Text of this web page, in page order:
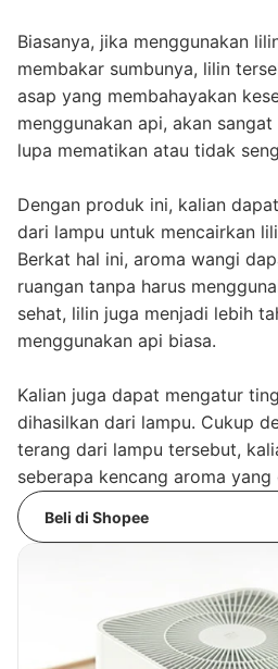
Biasanya, jika menggunakan
membakar sumbunya, lilin
asap yang membahayakan
menggunakan api, akan
lupa mematikan atau tidak
Dengan produk ini, kalian
dari lampu untuk mencairkan
Berkat hal ini, aroma wangi
ruangan tanpa harus
sehat, lilin juga menjadi lebih
menggunakan api biasa.
Kalian juga dapat mengatur
dihasilkan dari lampu. Cukup
terang dari lampu tersebut,
seberapa kencang aroma yang
Beli di Shopee